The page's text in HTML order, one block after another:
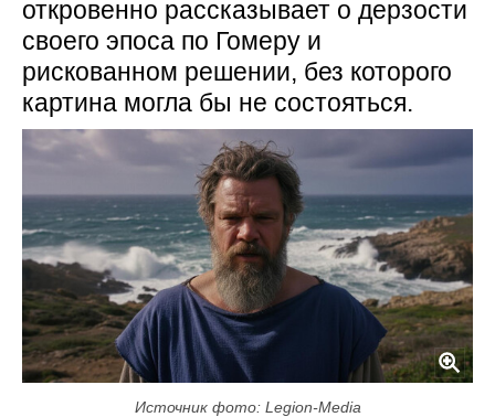
откровенно рассказывает о дерзости
своего эпоса по Гомеру и
рискованном решении, без которого
картина могла бы не состояться.
Источник фото: Legion-Media